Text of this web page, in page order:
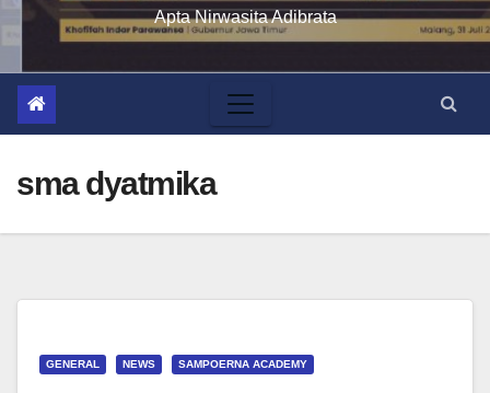
Apta Nirwasita Adibrata
sma dyatmika
GENERAL NEWS SAMPOERNA ACADEMY